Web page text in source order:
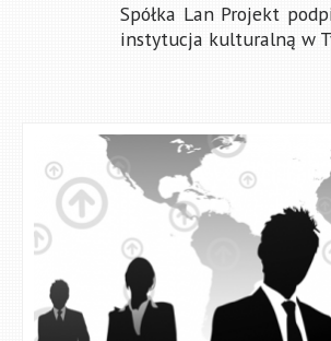
Spółka Lan Projekt
instytucja kulturalną w